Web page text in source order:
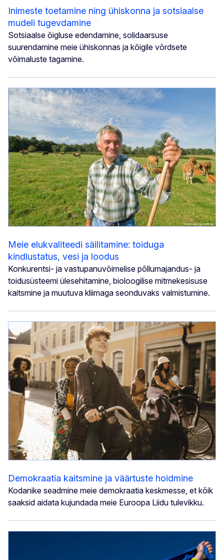
Inimeste toetamine ning ühiskonna ja sotsiaalse
mudeli tugevdamine
Sotsiaalse õigluse edendamine, solidaarsuse
suurendamine meie ühiskonnas ja kõigile võrdsete
võimaluste tagamine.
Meie elukvaliteedi säilitamine: toiduga
kindlustatus, vesi ja loodus
Konkurentsi- ja vastupanuvõimelise põllumajandus- ja
toidusüsteemi ülesehitamine, bioloogilise mitmekesisuse
kaitsmine ja muutuva kliimaga seonduvaks valmistumine.
Demokraatia kaitsmine ja väärtuste hoidmine
Kodanike seadmine meie demokraatia keskmesse, et kõik
saaksid aidata kujundada meie Euroopa Liidu tulevikku.